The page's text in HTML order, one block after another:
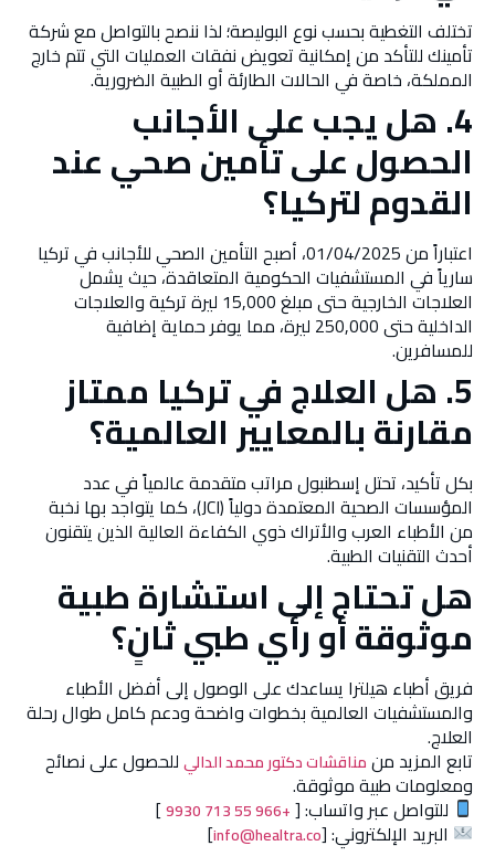
تختلف التغطية بحسب نوع البوليصة؛ لذا ننصح بالتواصل مع شركة
تأمينك للتأكد من إمكانية تعويض نفقات العمليات التي تتم خارج
المملكة، خاصة في الحالات الطارئة أو الطبية الضرورية.
4. هل يجب على الأجانب
الحصول على تأمين صحي عند
القدوم لتركيا؟
اعتباراً من 01/04/2025، أصبح التأمين الصحي للأجانب في تركيا
سارياً في المستشفيات الحكومية المتعاقدة، حيث يشمل
العلاجات الخارجية حتى مبلغ 15,000 ليرة تركية والعلاجات
الداخلية حتى 250,000 ليرة، مما يوفر حماية إضافية
للمسافرين.
5. هل العلاج في تركيا ممتاز
مقارنة بالمعايير العالمية؟
بكل تأكيد، تحتل إسطنبول مراتب متقدمة عالمياً في عدد
المؤسسات الصحية المعتمدة دولياً (JCI)، كما يتواجد بها نخبة
من الأطباء العرب والأتراك ذوي الكفاءة العالية الذين يتقنون
أحدث التقنيات الطبية.
هل تحتاج إلى استشارة طبية
موثوقة أو رأي طبي ثانٍ؟
فريق أطباء هيلترا يساعدك على الوصول إلى أفضل الأطباء
والمستشفيات العالمية بخطوات واضحة ودعم كامل طوال رحلة
العلاج.
تابع المزيد منمناقشات دكتور محمد الداليللحصول على نصائح
ومعلومات طبية موثوقة.
للتواصل عبر واتساب: [+966 55 713 9930
]
البريد الإلكتروني: [info@healtra.co
]